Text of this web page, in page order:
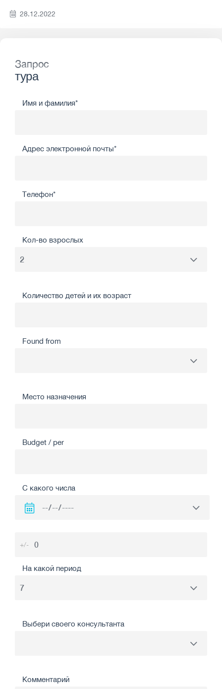
28.12.2022
Запрос
тура
Имя и фамилия*
Адрес электронной почты*
Телефон*
Кол-во взрослых
Количество детей и их возраст
Found from
Место назначения
Budget / per
С какого числа
+/-
На какой период
Выбери своего консультанта
Комментарий